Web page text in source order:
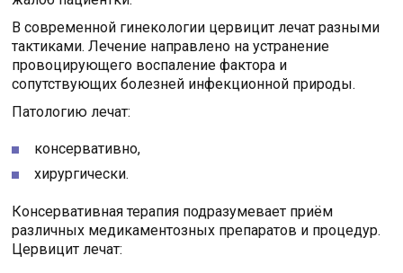
В современной гинекологии цервицит лечат разными
тактиками. Лечение направлено на устранение
провоцирующего воспаление фактора и
сопутствующих болезней инфекционной природы.
Патологию лечат:
консервативно,
хирургически.
Консервативная терапия подразумевает приём
различных медикаментозных препаратов и процедур.
Цервицит лечат: